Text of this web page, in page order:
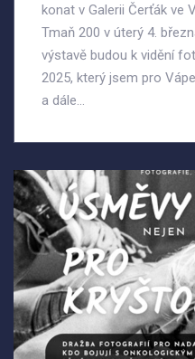
konat v Galerii Čerťák ve
Tmaň 200 v úterý 4.
výstavě budou k vidění
2025, který jsem pro
a dále...